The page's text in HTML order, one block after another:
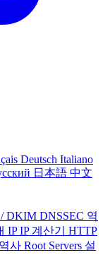
Deutsch Italiano
日本語 中文
/ DKIM DNSSEC 역
IPIP 계산기 HTTP
사 Root Servers 설